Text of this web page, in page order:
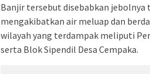
Banjir tersebut disebabkan jebolnya
mengakibatkan air meluap dan
wilayah yang terdampak meliputi
serta Blok Sipendil Desa Cempaka.